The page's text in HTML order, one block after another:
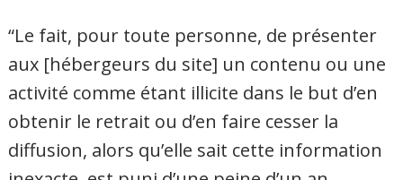
“Le fait, pour toute personne, de présenter
aux [hébergeurs du site] un contenu ou une
activité comme étant illicite dans le but d’en
obtenir le retrait ou d’en faire cesser la
diffusion, alors qu’elle sait cette information